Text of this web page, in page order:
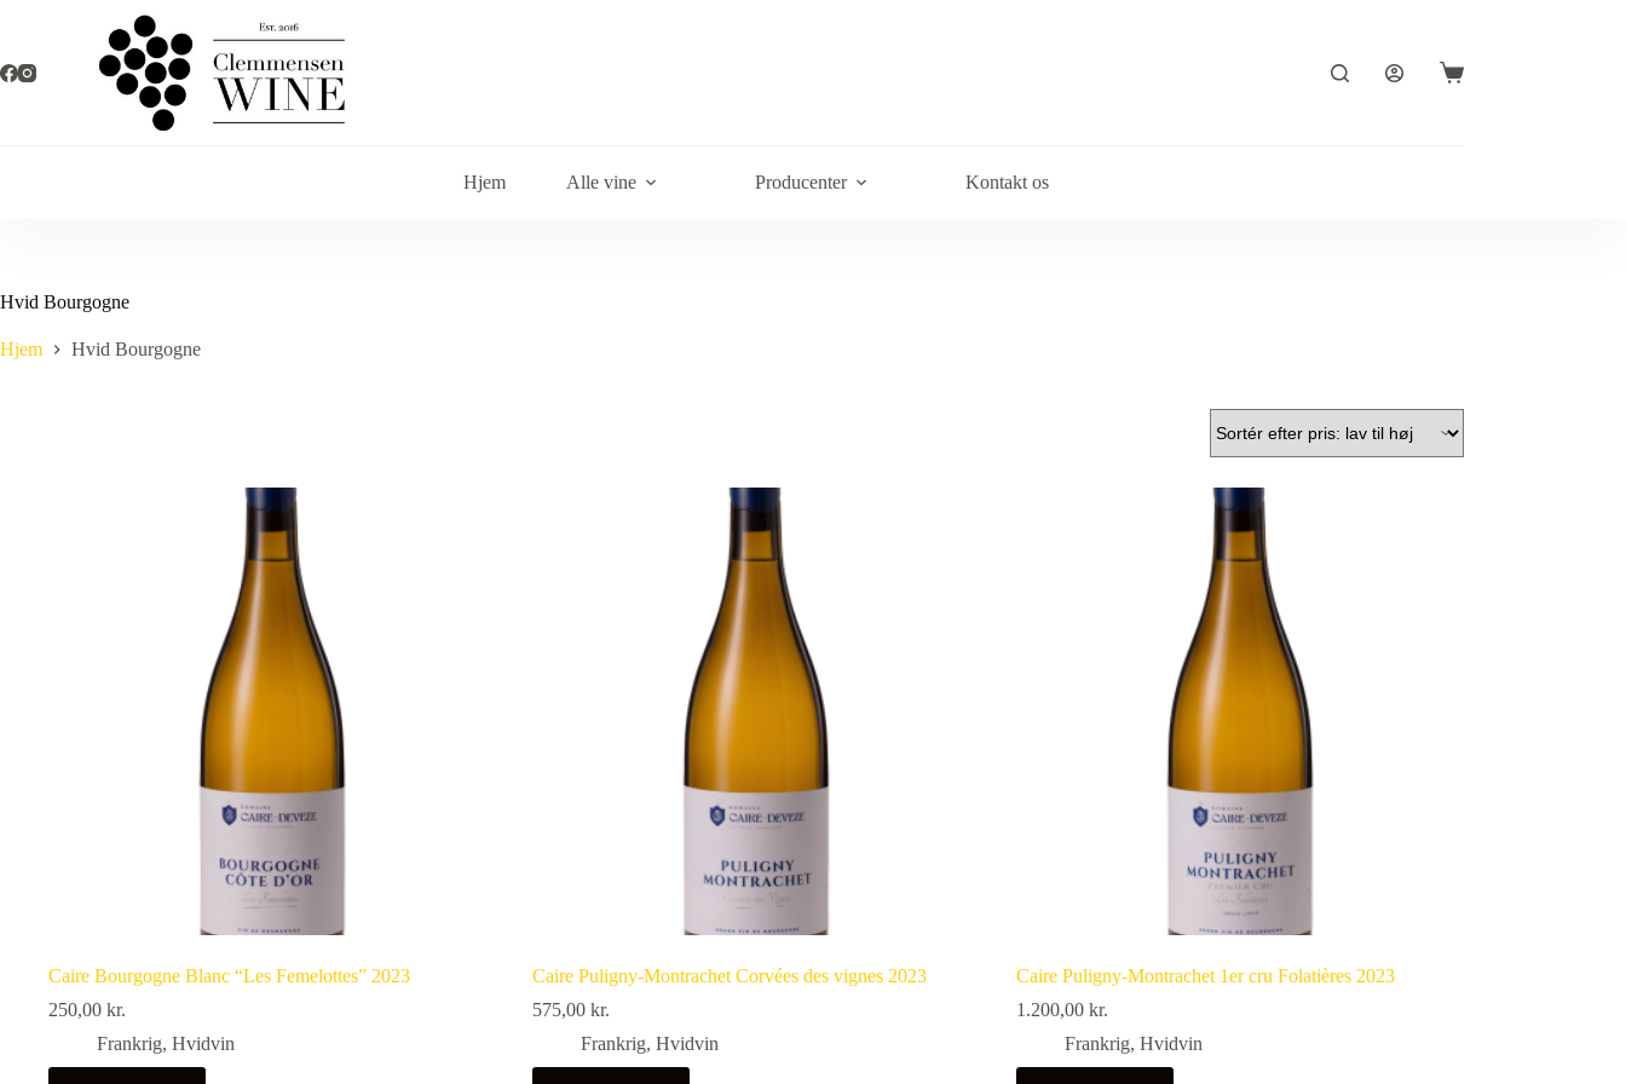
Indkøbskurv
Hjem Alle vine Producenter Kontakt os
Hvid Bourgogne
Hjem Hvid Bourgogne
Caire Bourgogne Blanc “Les Femelottes” 2023
250,00 kr.
Frankrig, Hvidvin
Caire Puligny-Montrachet Corvées des vignes 2023
575,00 kr.
Frankrig, Hvidvin
Caire Puligny-Montrachet 1er cru Folatières 2023
1.200,00 kr.
Frankrig, Hvidvin